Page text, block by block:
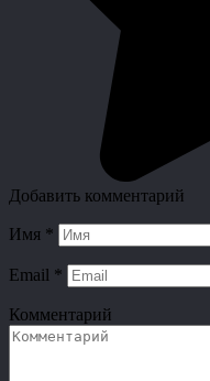
Добавить комментарий
Имя *
Email *
Комментарий